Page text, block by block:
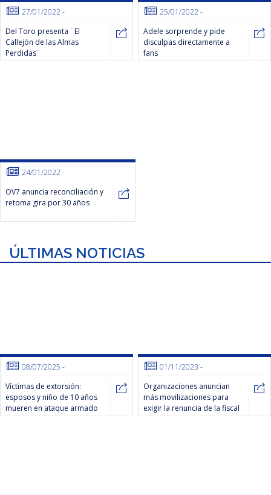
27/01/2022-
Del Toro presenta ¨El
Callejón de las Almas
Perdidas¨
25/01/2022-
Adele sorprende y pide
disculpas directamente a
fans
24/01/2022-
OV7 anuncia reconciliación y
retoma gira por 30 años
ÚLTIMAS NOTICIAS
08/07/2025 -
Víctimas de extorsión:
esposos y niño de 10 años
mueren en ataque armado
en San Pedro Sacatepéquez
01/11/2023 -
Organizaciones anuncian
más movilizaciones para
exigir la renuncia de la fiscal
general